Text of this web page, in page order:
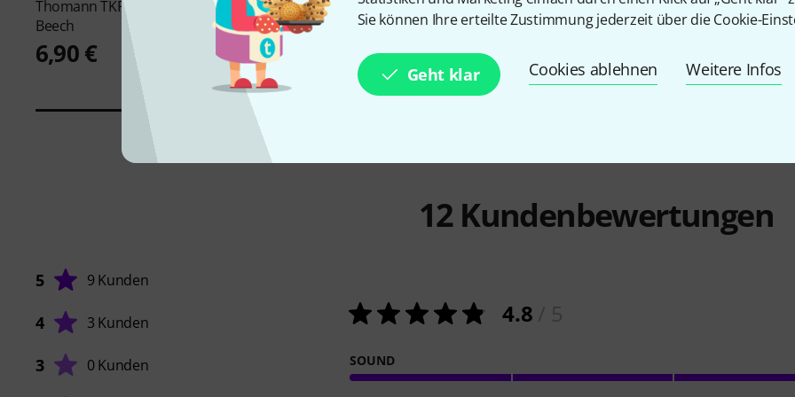
Sie können Ihre erteilte Zustimmung jederzeit über die Cookie-
Geht klar Cookies ablehnen Weitere Infos
ThomannTKP Guiro Tone Block
Beech
6,90 €
ThomannMusic Spoon Wood
Small
8,90 €
MilleniumThomann Egg Shaker
1 €
Millenium
9,90 €
12Kundenbewertungen
5 9 Kunden
4 3 Kunden
3 0 Kunden
4.8
SOUND